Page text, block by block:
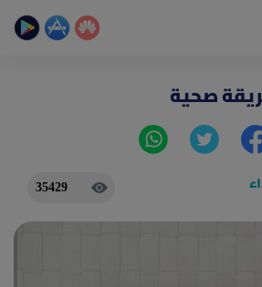
_ حساب السعرات _ تمارين منزلية
صحية
35429